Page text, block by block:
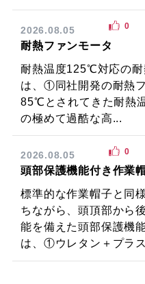
2026.08.05
耐熱ファンモータ
耐熱温度125℃対応の
は、①同社開発の耐熱
85℃とされてきた耐熱
の極めて過酷な高...
0
2026.08.05
頭部保護機能付き作業
標準的な作業帽子と同
ちながら、頭頂部から
能を備えた頭部保護機
は、①ウレタン＋プラ
0